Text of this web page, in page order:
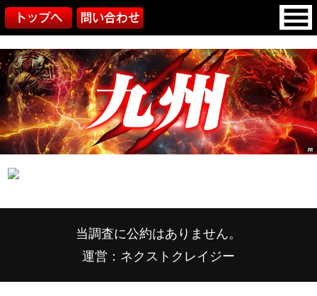
当調査に公約はありません。
運営：ネクストクレイジー